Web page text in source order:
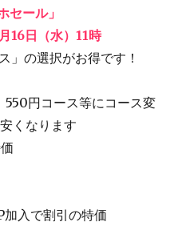
ール」
16日（水）11時
」の選択がお得です！
550円コース等にコース変
くなります
入で割引の特価